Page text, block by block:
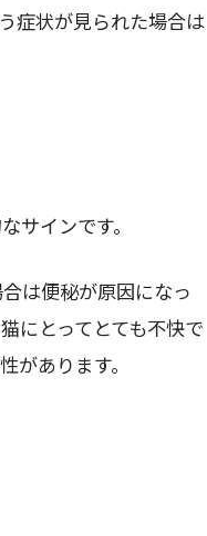
症状が見られた場合は
サインです。
は便秘が原因になっ
にとってとても不快で
があります。